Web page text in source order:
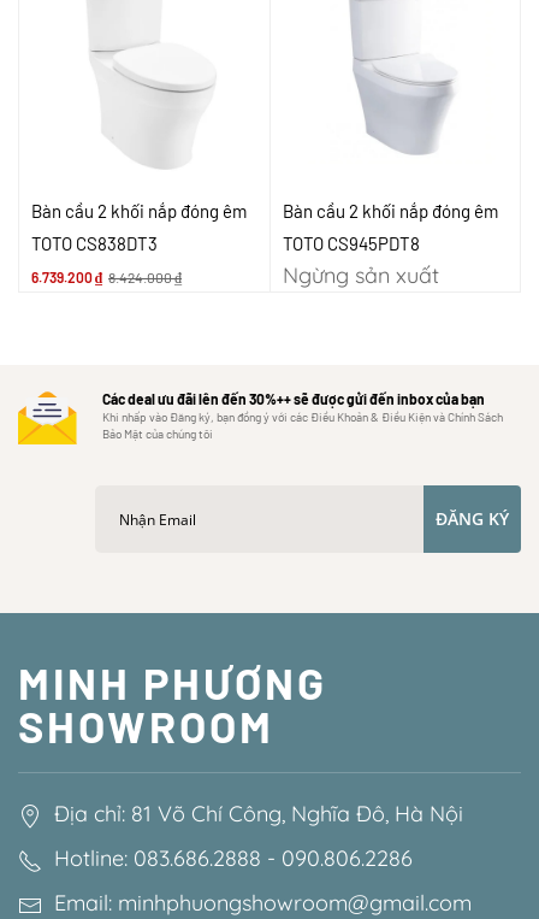
Bàn cầu 2 khối nắp đóng êm
TOTO CS838DT3
6.739.200₫ 8.424.000₫
Bàn cầu 2 khối nắp đóng êm
TOTO CS945PDT8
Ngừng sản xuất
Các deal ưu đãi lên đến 30%++ sẽ được gửi đến inbox của bạn
Khi nhấp vào Đăng ký, bạn đồng ý với các Điều Khoản & Điều Kiện và Chính Sách
Bảo Mật của chúng tôi
ĐĂNG KÝ
MINH PHƯƠNG
SHOWROOM
Địa chỉ: 81 Võ Chí Công, Nghĩa Đô, Hà Nội
Hotline: 083.686.2888 - 090.806.2286
Email: minhphuongshowroom@gmail.com